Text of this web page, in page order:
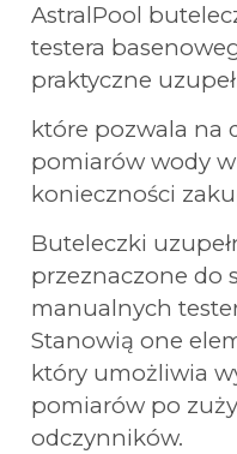
AstralPool
testera
praktyczne
które pozwala na
pomiarów wody
konieczności
Buteleczki
przeznaczone do
manualnych
Stanowią one
który umożliwia
pomiarów po
odczynników.